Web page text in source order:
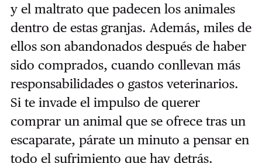
y el maltrato que padecen los animales
dentro de estas granjas. Además, miles de
ellos son abandonados después de haber
sido comprados, cuando conllevan más
responsabilidades o gastos veterinarios.
Si te invade el impulso de querer
comprar un animal que se ofrece tras un
escaparate, párate un minuto a pensar en
todo el sufrimiento que hay detrás.